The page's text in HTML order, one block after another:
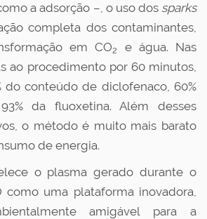
a adsorção –, o uso dos sparks
completa dos contaminantes,
em CO2
e água. Nas
ao procedimento por 60 minutos,
do conteúdo de diclofenaco, 60%
da fluoxetina. Além desses
o método é muito mais barato
de energia.
o plasma gerado durante o
como uma plataforma inovadora,
amigável para a